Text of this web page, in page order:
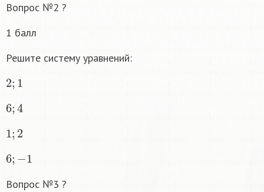
Вопрос №2 ?
1 балл
Решите систему уравнений:
2 1
6
4
1 2
6
Вопрос №3 ?